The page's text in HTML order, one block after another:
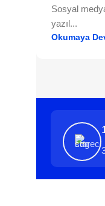
Sosyal
yazıl...
Okumaya